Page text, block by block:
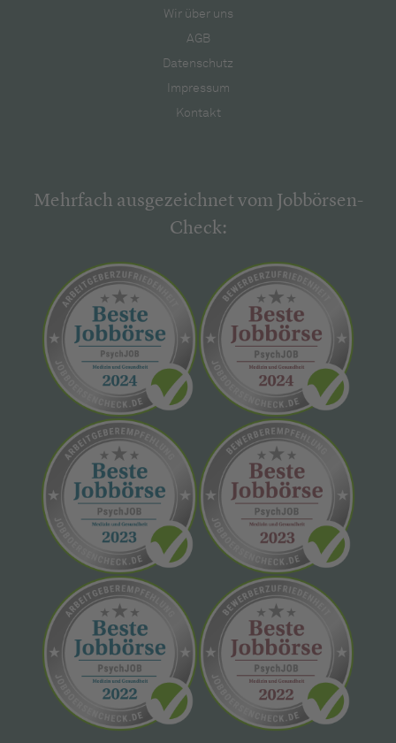
Wir über uns
AGB
Datenschutz
Impressum
Kontakt
Mehrfach ausgezeichnet vom Jobbörsen-
Check: